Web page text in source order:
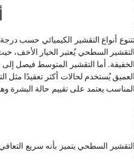
أنواع التقشير الكيميائي حسب
التقشير السطحي يُعتبر الخيار الأخف،
الخفيفة. أما التقشير المتوسط فيصل
العميق يُستخدم لحالات أكثر تعقيدًا مثل
المناسب يعتمد على تقييم حالة البشرة
التقشير السطحي يتميز بأنه سريع